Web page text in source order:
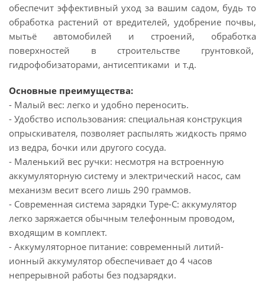
обеспечит эффективный уход за вашим садом, будь то
обработка растений от вредителей, удобрение почвы,
мытьё автомобилей и строений, обработка
поверхностей в строительстве грунтовкой,
гидрофобизаторами, антисептиками и т.д.
Основные преимущества:
- Малый вес: легко и удобно переносить.
- Удобство использования: специальная конструкция
опрыскивателя, позволяет распылять жидкость прямо
из ведра, бочки или другого сосуда.
- Маленький вес ручки: несмотря на встроенную
аккумуляторную систему и электрический насос, сам
механизм весит всего лишь 290 граммов.
- Современная система зарядки Type-C: аккумулятор
легко заряжается обычным телефонным проводом,
входящим в комплект.
- Аккумуляторное питание: современный литий-
ионный аккумулятор обеспечивает до 4 часов
непрерывной работы без подзарядки.